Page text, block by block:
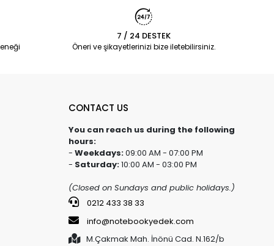
7 / 24 DESTEK
Öneri ve şikayetlerinizi bize iletebilirsiniz.
CONTACT US
You can reach us during the following
hours:
- Weekdays:09:00 AM - 07:00 PM
- Saturday:10:00 AM - 03:00 PM
(Closed on Sundays and public holidays.)
0212 433 38 33
info@notebookyedek.com
M.Çakmak Mah. İnönü Cad. N.162/b